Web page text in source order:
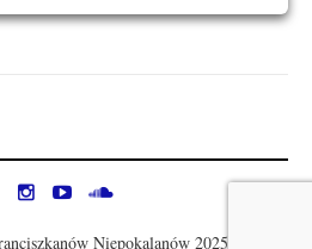
Niepokalanów 2025